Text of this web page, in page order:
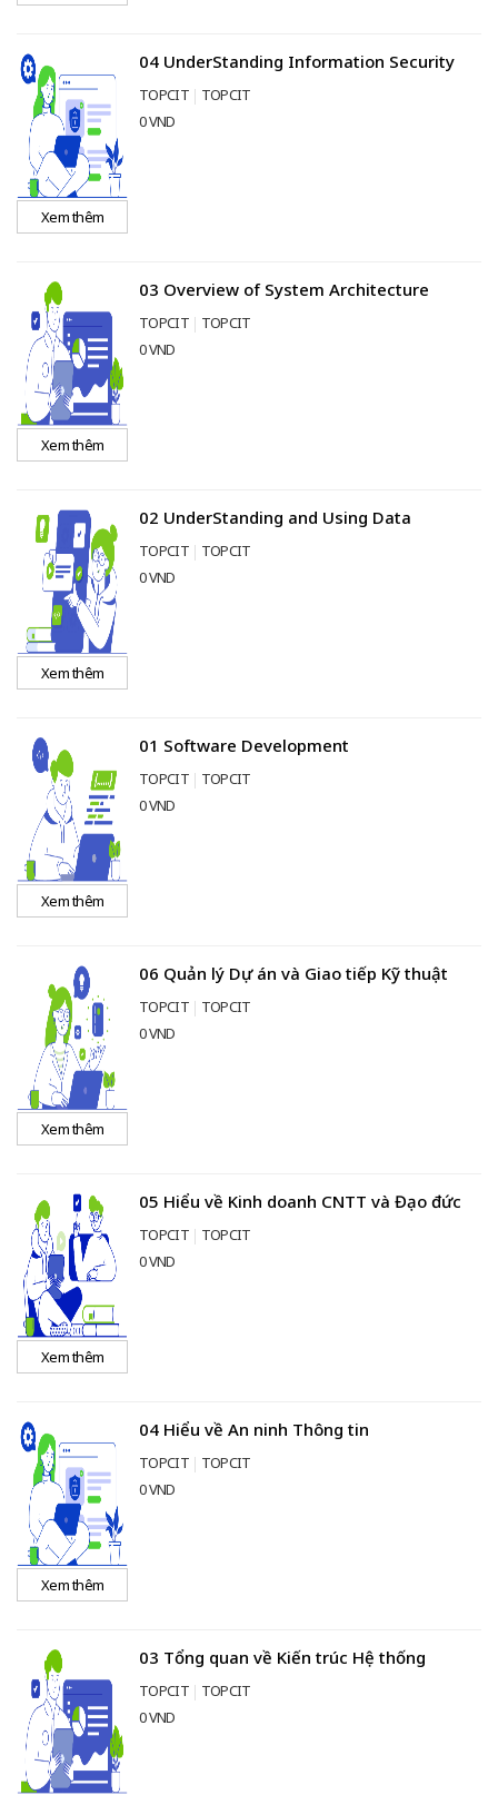
04 UnderStanding Information Security
TOPCIT
TOPCIT
0 VND
Xem thêm
03 Overview of System Architecture
TOPCIT
TOPCIT
0 VND
Xem thêm
02 UnderStanding and Using Data
TOPCIT
TOPCIT
0 VND
Xem thêm
01 Software Development
TOPCIT
TOPCIT
0 VND
Xem thêm
06 Quản lý Dự án và Giao tiếp Kỹ thuật
TOPCIT
TOPCIT
0 VND
Xem thêm
05 Hiểu về Kinh doanh CNTT và Đạo đức
TOPCIT
TOPCIT
0 VND
Xem thêm
04 Hiểu về An ninh Thông tin
TOPCIT
TOPCIT
0 VND
Xem thêm
03 Tổng quan về Kiến trúc Hệ thống
TOPCIT
TOPCIT
0 VND